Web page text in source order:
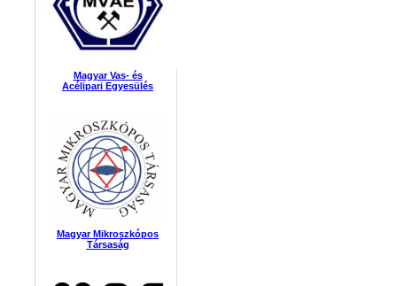
Magyar Vas- és
Acélipari Egyesülés
Magyar Mikroszkópos
Társaság